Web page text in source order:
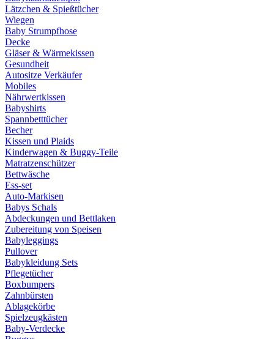
Lätzchen & Spießtücher
Wiegen
Baby Strumpfhose
Decke
Gläser & Wärmekissen
Gesundheit
Autositze Verkäufer
Mobiles
Nährwertkissen
Babyshirts
Spannbetttücher
Becher
Kissen und Plaids
Kinderwagen & Buggy-Teile
Matratzenschützer
Bettwäsche
Ess-set
Auto-Markisen
Babys Schals
Abdeckungen und Bettlaken
Zubereitung von Speisen
Babyleggings
Pullover
Babykleidung Sets
Pflegetücher
Boxbumpers
Zahnbürsten
Ablagekörbe
Spielzeugkästen
Baby-Verdecke